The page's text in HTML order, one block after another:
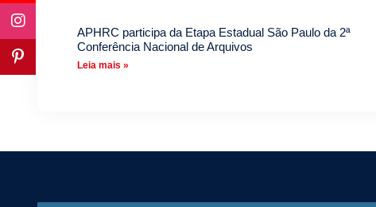
APHRC participa da Etapa Estadual São Paulo da 2ª
Conferência Nacional de Arquivos
Leia mais »